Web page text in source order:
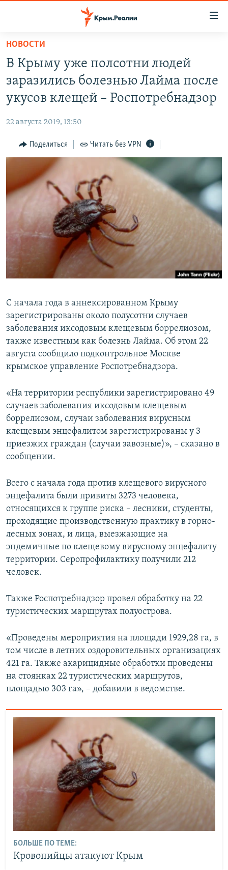
Вернуться
основному
содержанию
Вернутся
главной
навигации
Вернутся
СПЕЦПРОЕКТЫ
11 ЛЕТ ОККУПАЦИИ КРЫМА. 11 ИСТОРИЙ СОПРОТИВЛЕНИЯ
ВОДА
ЕЩЕ
ИНТЕРАКТИВ
ИНФОГРАФИКА
ТЕЛЕПРОЕКТ КРЫМ.РЕАЛИИ
СОВЕТЫ ПРАВОЗАЩИТНИКОВ
ПРОПАВШИЕ БЕЗ ВЕСТИ
ПОБЕДИТЕЛЕЙ НЕ СУДЯТ?
КРЫМ.НЕПОКОРЕННЫЙ
РАДІО СВОБОДА
КАК ОБОЙТИ БЛОКИРОВКУ
Українською
ПРИСОЕДИНЯЙТЕСЬ!
Все сайты RFE/RL
НОВОСТИ
В Крыму уже полсотни людей
заразились болезнью Лайма после
укусов клещей – Роспотребнадзор
22 августа 2019, 13:50
Поделиться Читать без VPN
С начала года в аннексированном Крыму
зарегистрированы около полусотни случаев
заболевания иксодовым клещевым боррелиозом,
также известным как болезнь Лайма. Об этом 22
августа сообщило подконтрольное Москве
крымское управление Роспотребнадзора.
«На территории республики зарегистрировано 49
случаев заболевания иксодовым клещевым
боррелиозом, случаи заболевания вирусным
клещевым энцефалитом зарегистрированы у 3
приезжих граждан (случаи завозные)», – сказано в
сообщении.
Всего с начала года против клещевого вирусного
энцефалита были привиты 3273 человека,
относящихся к группе риска – лесники, студенты,
проходящие производственную практику в горно-
лесных зонах, и лица, выезжающие на
эндемичные по клещевому вирусному энцефалиту
территории. Серопрофилактику получили 212
человек.
Также Роспотребнадзор провел обработку на 22
туристических маршрутах полуострова.
«Проведены мероприятия на площади 1929,28 га, в
том числе в летних оздоровительных организациях
421 га. Также акарицидные обработки проведены
на стоянках 22 туристических маршрутов,
площадью 303 га», – добавили в ведомстве.
БОЛЬШЕ ПО ТЕМЕ:
Кровопийцы атакуют Крым